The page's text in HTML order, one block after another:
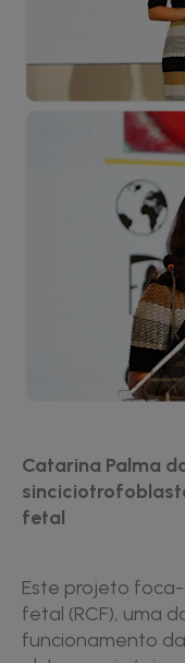
Catarina Palma
fetal
Este projeto
fetal (RCF), uma
funcionamento